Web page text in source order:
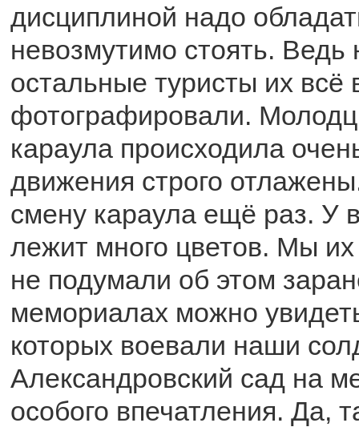
дисциплиной надо
невозмутимо стоять. Ведь
остальные туристы их всё
фотографировали.
караула происходила
движения строго
смену караула ещё раз. У
лежит много цветов. Мы их
не подумали об этом
мемориалах можно
которых воевали наши
Александровский сад на
особого впечатления. Да,